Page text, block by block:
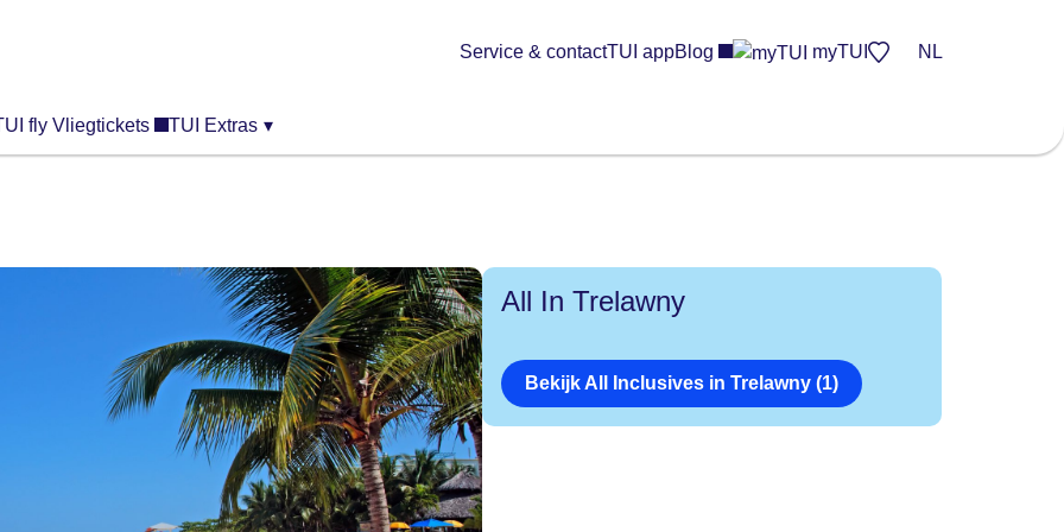
fly Vliegtickets TUI Extras ▾
Service & contactTUI appBlog myTUI NL
All In Trelawny
Bekijk All Inclusives in Trelawny (1)